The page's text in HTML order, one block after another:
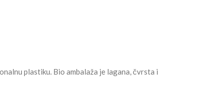
plastiku. Bio ambalaža je lagana, čvrsta i